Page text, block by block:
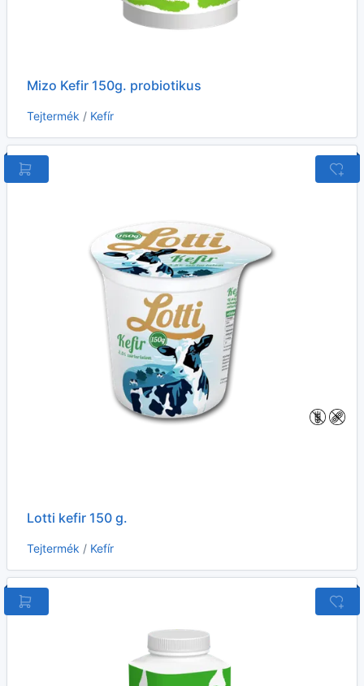
Mizo Kefir 150g. probiotikus
Tejtermék / Kefír
Lotti kefir 150 g.
Tejtermék / Kefír